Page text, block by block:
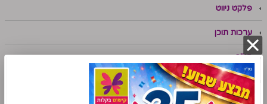
פלקט ניווט
ערכות תוכן
תנ"ך
מתמטיקה